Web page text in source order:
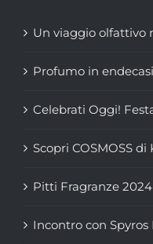
Un viaggio olfattivo
Profumo in
Celebrati Oggi!
Scopri COSMOSS di
Pitti Fragranze 2024
Incontro con Spyros